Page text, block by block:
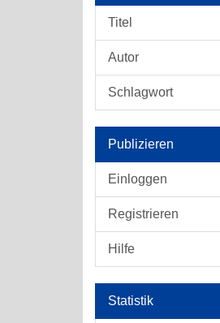
Titel
Autor
Schlagwort
Publizieren
Einloggen
Registrieren
Hilfe
Statistik